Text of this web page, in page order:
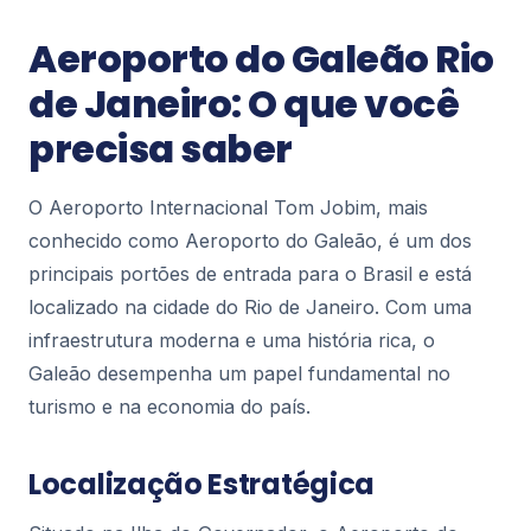
Espetáculos em Cartaz no Rio de
Janeiro – Programação Completa
O Rio de Janeiro é muito mais que praias e
paisagens deslumbrantes: a cidade é também um
dos principais polos culturais do Brasil, com
espet...
117
Rodoviárias no Rio de Janeiro: Guia
Completo, Horários e Dicas de Viagem
Se você está planejando uma viagem de ônibus
para, do ou dentro do Rio de Janeiro, conhecer
as principais rodoviárias da cidade é fundamenta...
177
Restaurantes com Vista para a Lagoa
Rodrigo de Freitas: Onde Comer e
Aeroporto do Galeão Rio
de Janeiro: O que você
precisa saber
O Aeroporto Internacional Tom Jobim, mais
conhecido como Aeroporto do Galeão, é um dos
principais portões de entrada para o Brasil e está
localizado na cidade do Rio de Janeiro. Com uma
infraestrutura moderna e uma história rica, o
Galeão desempenha um papel fundamental no
turismo e na economia do país.
Localização Estratégica